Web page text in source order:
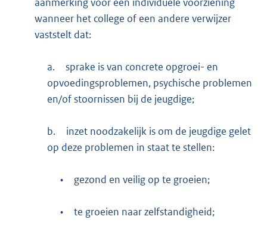
wanneer het college of een andere verwijzer
vaststelt dat:
a.
sprake is van concrete opgroei- en
opvoedingsproblemen, psychische problemen
en/of stoornissen bij de jeugdige;
b.
inzet noodzakelijk is om de jeugdige gelet
op deze problemen in staat te stellen:
• gezond en veilig op te groeien;
• te groeien naar zelfstandigheid;